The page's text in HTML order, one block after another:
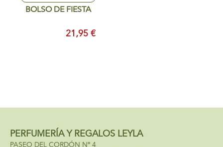
BOLSO DE FIESTA
21,95 €
PERFUMERÍA Y REGALOS LEYLA
PASEO DEL CORDÓN Nº 4